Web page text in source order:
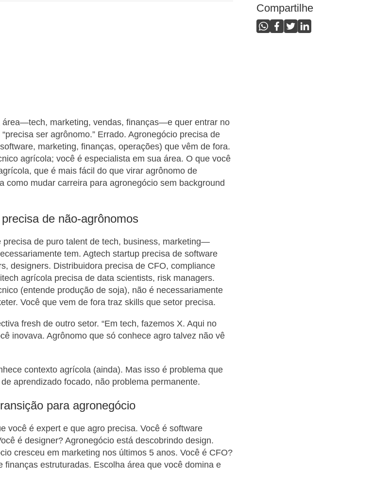
área—tech, marketing, vendas, finanças—e quer entrar no
ser agrônomo.” Errado. Agronegócio precisa de
marketing, finanças, operações) que vêm de fora.
agrícola; você é especialista em sua área. O que você
que é mais fácil do que virar agrônomo de
como mudar carreira para agronegócio sem background
de não-agrônomos
precisa de puro talent de tech, business, marketing—
tem. Agtech startup precisa de software
designers. Distribuidora precisa de CFO, compliance
agrícola precisa de data scientists, risk managers.
(entende produção de soja), não é necessariamente
Você que vem de fora traz skills que setor precisa.
fresh de outro setor. “Em tech, fazemos X. Aqui no
inovava. Agrônomo que só conhece agro talvez não vê
contexto agrícola (ainda). Mas isso é problema que
aprendizado focado, não problema permanente.
para agronegócio
você é expert e que agro precisa. Você é software
é designer? Agronegócio está descobrindo design.
cresceu em marketing nos últimos 5 anos. Você é CFO?
finanças estruturadas. Escolha área que você domina e
Compartilhe